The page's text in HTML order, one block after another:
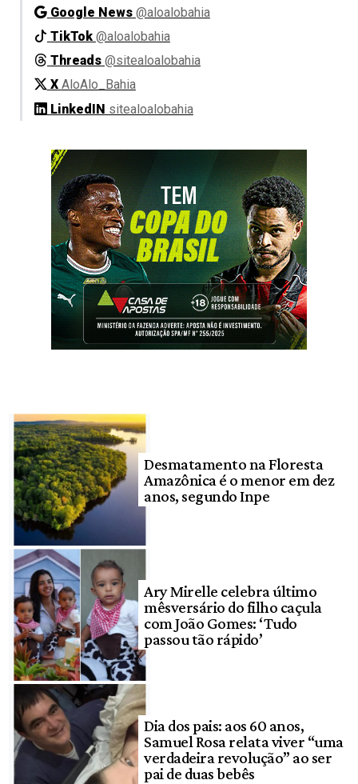
Google News @aloalobahia
TikTok @aloalobahia
Threads @sitealoalobahia
X AloAlo_Bahia
LinkedIN sitealoalobahia
Desmatamento na Floresta
Amazônica é o menor em dez
anos, segundo Inpe
Ary Mirelle celebra último
mêsversário do filho caçula
com João Gomes: ‘Tudo
passou tão rápido’
Dia dos pais: aos 60 anos,
Samuel Rosa relata viver “uma
verdadeira revolução” ao ser
pai de duas bebês